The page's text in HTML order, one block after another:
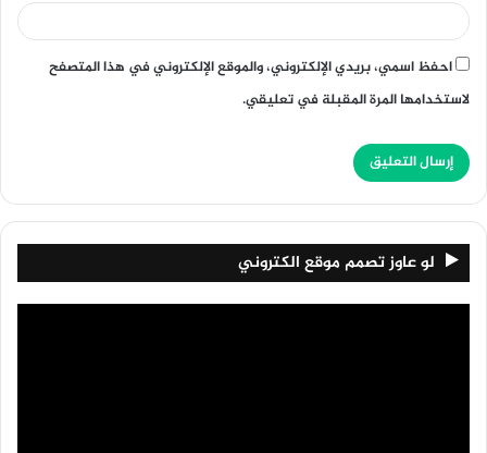
احفظ اسمي، بريدي الإلكتروني، والموقع الإلكتروني في هذا المتصفح
لاستخدامها المرة المقبلة في تعليقي.
لو عاوز تصمم موقع الكتروني